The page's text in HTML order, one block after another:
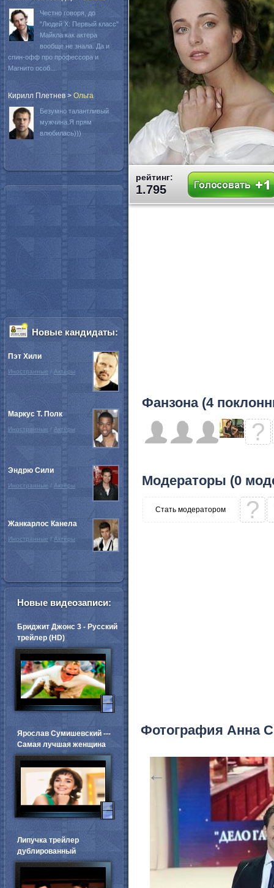
рейтинг:
1.795
Фанзона (4
?
Модераторы (0
Стать модератором ?
Фотография Анна
←
Честно говоря, до
"Людей Х: Первый класс"
Майкла как актера
вообще не знала. Да и
спин-офф про профессора и
Магнито особ...
Кирилл Плетнев > Oльга
Безумно талантливый
мужчина.Я прям
влюбилась)))
Новые кандидаты:
Пэт Хили
Иностранные / Актёры
Маркус Т. Полк
Иностранные / Актёры
Эндрю Сили
Иностранные / Актёры
Жанкарлос Канела
Иностранные / Актёры
Новые видеозаписи:
Бриджит Джонс 3 - Русский
трейлер (HD)
Ярослав Сумишевский ---
Самая лучшая женщина
Липучка трейлер
дублированный